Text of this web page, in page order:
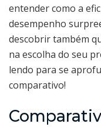
entender como a
desempenho
descobrir também
na escolha do seu
lendo para se
comparativo!